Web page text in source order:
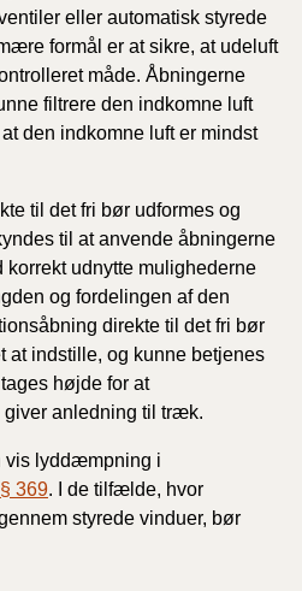
eller automatisk styrede
formål er at sikre, at udeluft
måde. Åbningerne
filtrere den indkomne luft
den indkomne luft er mindst
til det fri bør udformes og
til at anvende åbningerne
korrekt udnytte mulighederne
og fordelingen af den
direkte til det fri bør
at indstille, og kunne betjenes
højde for at
anledning til træk.
vis lyddæmpning i
§ 369. I de tilfælde, hvor
styrede vinduer, bør